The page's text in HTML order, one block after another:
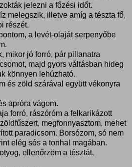
jelezni a főzési időt.
melegszik, illetve amíg a tészta fő,
részét.
a levét-olaját serpenyőbe
mikor jó forró, pár pillanatra
majd gyors váltásban hideg
könnyen lehúzható.
és zöld szárával együtt vékonyra
apróra vágom.
forró, rászóróm a felkarikázott
megfonnyasztom, mehet
paradicsom. Borsózom, só nem
elég sós a tonhal magában.
ellenőrzöm a tésztát,